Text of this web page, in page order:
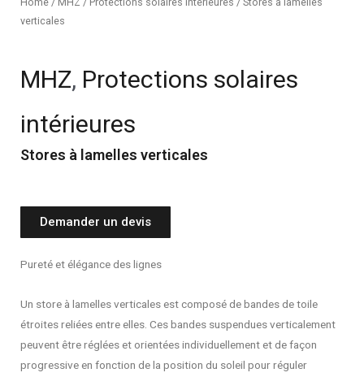
verticales
MHZ, Protections solaires
intérieures
Stores à lamelles verticales
Demander un devis
Pureté et élégance des lignes
Un store à lamelles verticales est composé de bandes de toile
étroites reliées entre elles. Ces bandes suspendues verticalement
peuvent être réglées et orientées individuellement et de façon
progressive en fonction de la position du soleil pour réguler